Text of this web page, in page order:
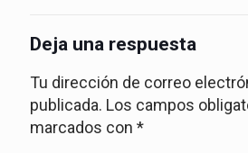
Deja una respuesta
Tu dirección de correo
publicada. Los campos
marcados con *